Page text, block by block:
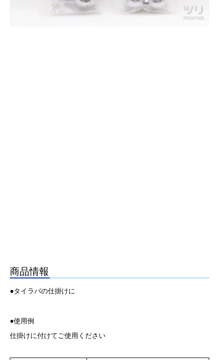
商品情報
●タイラバの仕掛けに
●使用例
仕掛けに付けてご使用ください